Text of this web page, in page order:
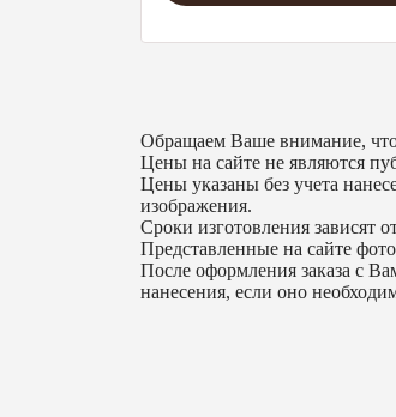
Обращаем Ваше внимание,
Цены на сайте не являются
Цены указаны без учета
изображения.
Сроки изготовления зависят
Представленные на сайте
После оформления заказа с
нанесения, если оно